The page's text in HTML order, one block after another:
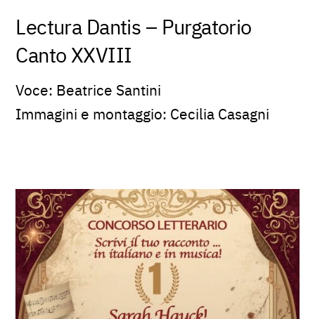
Lectura Dantis – Purgatorio
Canto XXVIII
Voce: Beatrice Santini
Immagini e montaggio: Cecilia Casagni